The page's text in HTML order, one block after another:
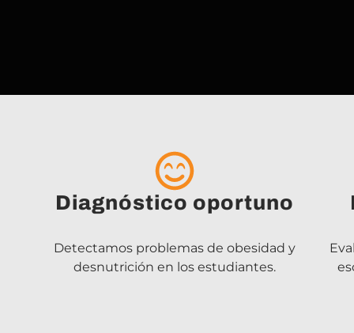
Diagnóstico oportuno
Detectamos problemas de obesidad y
desnutrición en los estudiantes.